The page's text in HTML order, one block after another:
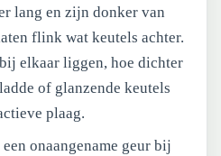
lang en zijn donker van
flink wat keutels achter.
elkaar liggen, hoe dichter
of glanzende keutels
plaag.
onaangename geur bij